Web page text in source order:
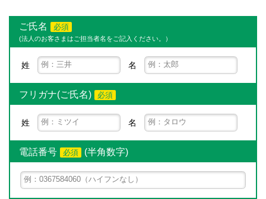
ご氏名 必須
(法人のお客さまはご担当者名をご記入ください。）
姓 名
フリガナ(ご氏名) 必須
姓 名
電話番号 必須 (半角数字)